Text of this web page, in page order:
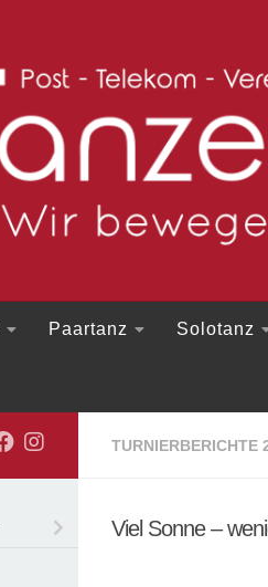
Paartanz Solotanz
TURNIERBERICHTE
Viel Sonne –